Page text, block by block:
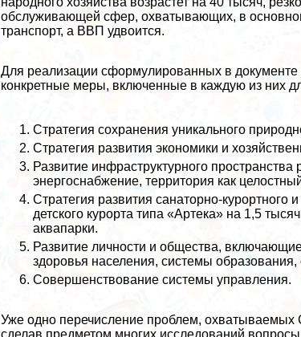
обслуживающей сфер, охватывающих, в
трaнcпорт, а ВВП удвоится.
Для реализации сформулированных в
конкретные меры, включенные в каждую из них
Стратегия сохранения уникального
Стратегия развития экономики и
Развитие инфраструктурного
энергоснабжение, территория как
Стратегия развития санаторно-курортного
детского курорта типа «Артека» на 1,5
аквапарки.
Развитие личности и общества,
здоровья населения, системы
Совершенствование системы управления.
Уже одно перечисление проблем,